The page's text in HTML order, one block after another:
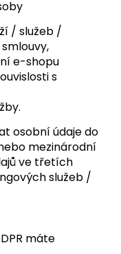
/ služeb /
e-shopu
s
osobní údaje do
mezinárodní
ve třetích
služeb /
máte